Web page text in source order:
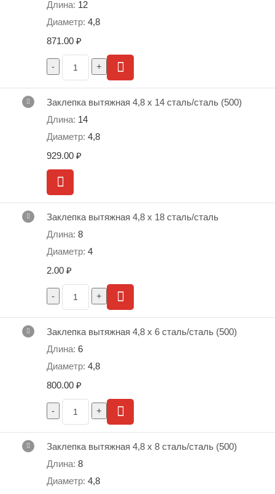
12
4,8
871.00 ₽
Заклепка вытяжная 4,8 х 14 сталь/сталь (500)
14
4,8
929.00 ₽
Заклепка вытяжная 4,8 х 18 сталь/сталь
8
4
2.00 ₽
Заклепка вытяжная 4,8 х 6 сталь/сталь (500)
6
4,8
800.00 ₽
Заклепка вытяжная 4,8 х 8 сталь/сталь (500)
8
4,8